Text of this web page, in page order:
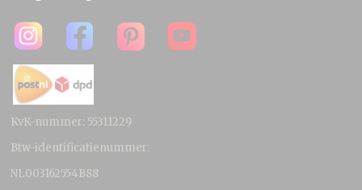
KvK-nummer: 55311229
Btw-identificatienummer:
NL003162554B88